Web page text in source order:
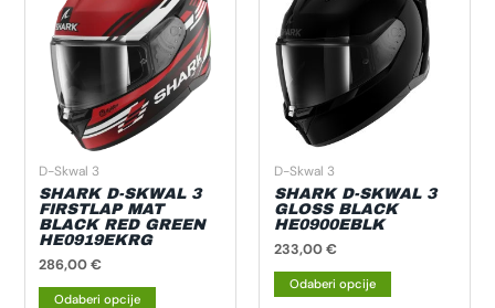
D-Skwal 3
SHARK D-SKWAL 3
FIRSTLAP MAT
BLACK RED GREEN
HE0919EKRG
286,00€
Odaberi opcije
ima
više
varijanti.
Opcije
se
na
stranici
D-Skwal 3
SHARK D-SKWAL 3
GLOSS BLACK
HE0900EBLK
233,00€
Odaberi opcije
ima
više
varijanti.
Opcije
se
na
stranici